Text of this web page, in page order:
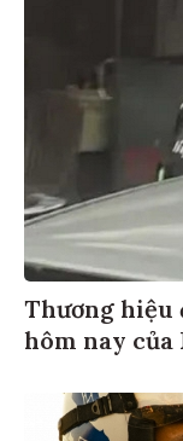
Thương hiệu
hôm nay của